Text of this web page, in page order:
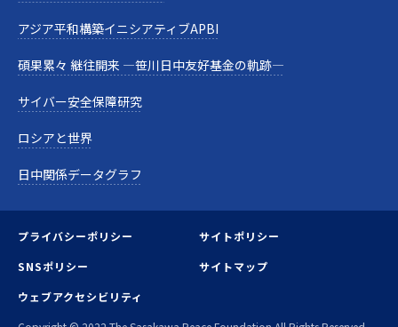
アジア平和構築イニシアティブAPBI
碩果累々 継往開来 —笹川日中友好基金の軌跡—
サイバー安全保障研究
ロシアと世界
日中関係データグラフ
プライバシーポリシー
サイトポリシー
SNSポリシー
サイトマップ
ウェブアクセシビリティ